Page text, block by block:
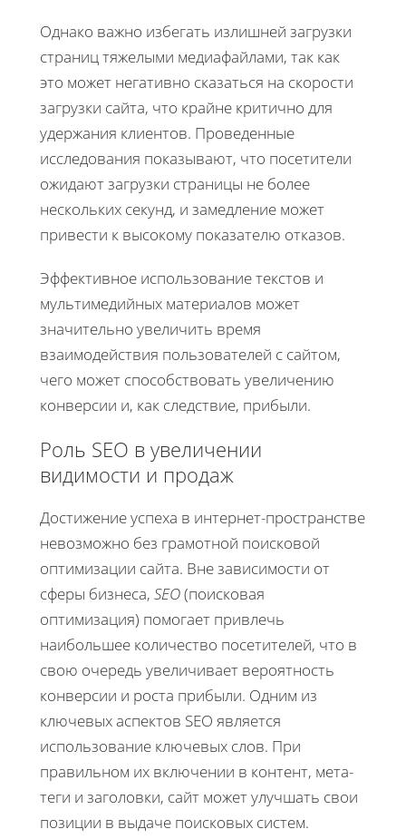
Однако важно избегать излишней загрузки
страниц тяжелыми медиафайлами, так как
это может негативно сказаться на скорости
загрузки сайта, что крайне критично для
удержания клиентов. Проведенные
исследования показывают, что посетители
ожидают загрузки страницы не более
нескольких секунд, и замедление может
привести к высокому показателю отказов.
Эффективное использование текстов и
мультимедийных материалов может
значительно увеличить время
взаимодействия пользователей с сайтом,
чего может способствовать увеличению
конверсии и, как следствие, прибыли.
Роль SEO в увеличении
видимости и продаж
Достижение успеха в интернет-пространстве
невозможно без грамотной поисковой
оптимизации сайта. Вне зависимости от
сферы бизнеса, SEO(поисковая
оптимизация) помогает привлечь
наибольшее количество посетителей, что в
свою очередь увеличивает вероятность
конверсии и роста прибыли. Одним из
ключевых аспектов SEO является
использование ключевых слов. При
правильном их включении в контент, мета-
теги и заголовки, сайт может улучшать свои
позиции в выдаче поисковых систем.